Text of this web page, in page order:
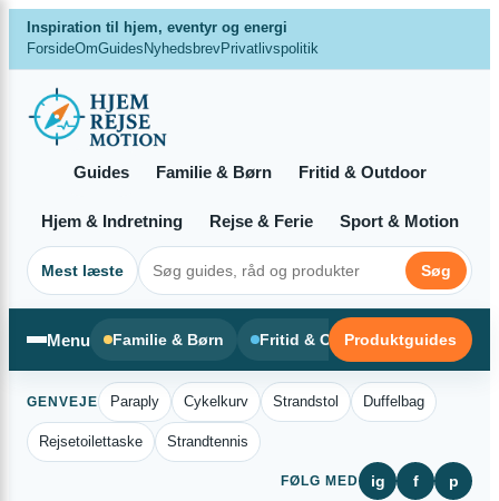
Spring
indhold
Inspiration til hjem, eventyr og energi
ForsideOmGuides NyhedsbrevPrivatlivspolitik
Guides Familie & Børn Fritid & Outdoor
Hjem & Indretning Rejse & Ferie Sport & Motion
Mest læste Søg
Menu Familie & Børn Fritid & Outdoor Hjem &
Produktguides
GENVEJE Paraply Cykelkurv Strandstol Duffelbag
Rejsetoilettaske Strandtennis
FØLG MED ig f p